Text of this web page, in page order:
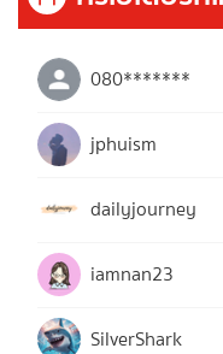
080*******
jphuism
dailyjourney
iamnan23
SilverShark